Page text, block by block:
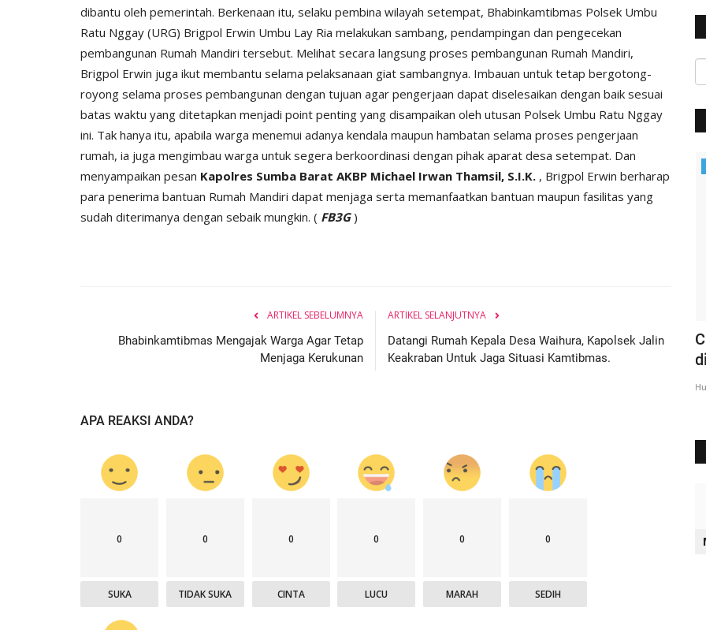
dibantu oleh pemerintah. Berkenaan itu, selaku pembina wilayah setempat, Bhabinkamtibmas Polsek Umbu
Ratu Nggay (URG) Brigpol Erwin Umbu Lay Ria melakukan sambang, pendampingan dan pengecekan
pembangunan Rumah Mandiri tersebut. Melihat secara langsung proses pembangunan Rumah Mandiri,
Brigpol Erwin juga ikut membantu selama pelaksanaan giat sambangnya. Imbauan untuk tetap bergotong-
royong selama proses pembangunan dengan tujuan agar pengerjaan dapat diselesaikan dengan baik sesuai
batas waktu yang ditetapkan menjadi point penting yang disampaikan oleh utusan Polsek Umbu Ratu Nggay
ini. Tak hanya itu, apabila warga menemui adanya kendala maupun hambatan selama proses pengerjaan
rumah, ia juga mengimbau warga untuk segera berkoordinasi dengan pihak aparat desa setempat. Dan
menyampaikan pesan Kapolres Sumba Barat AKBP Michael Irwan Thamsil, S.I.K. , Brigpol Erwin berharap
para penerima bantuan Rumah Mandiri dapat menjaga serta memanfaatkan bantuan maupun fasilitas yang
sudah diterimanya dengan sebaik mungkin. ( FB3G)
ARTIKEL SEBELUMNYA
Bhabinkamtibmas Mengajak Warga Agar Tetap
Menjaga Kerukunan
ARTIKEL SELANJUTNYA
Datangi Rumah Kepala Desa Waihura, Kapolsek Jalin
Keakraban Untuk Jaga Situasi Kamtibmas.
APA REAKSI ANDA?
0
SUKA
0
TIDAK SUKA
0
CINTA
0
LUCU
0
MARAH
0
SEDIH
BERANDA
TOYOTA FORTUNER PEMBAWA MAUT
Mar 26, 2016
Headlines
Rangkaian Kunker | Kapolda NTT
Kunjungi Sekaligus Gelar...